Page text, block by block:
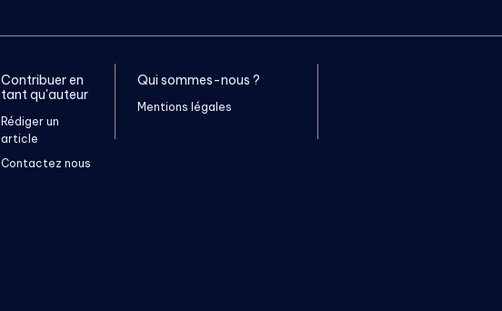
Contribuer en
tant qu'auteur
Rédiger un
article
Contactez nous
Qui sommes-nous ?
Mentions légales